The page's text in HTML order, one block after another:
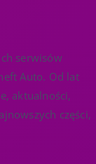
serwisów
Auto. Od lat
aktualności,
części,